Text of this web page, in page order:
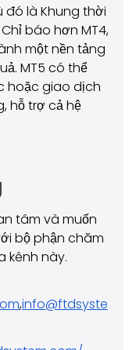
đó là Khung thời
báo hơn MT4,
một nền tảng
MT5 có thể
hoặc giao dịch
hỗ trợ cả hệ
tâm và muốn
bộ phận chăm
kênh này.
,info@ftdsyste